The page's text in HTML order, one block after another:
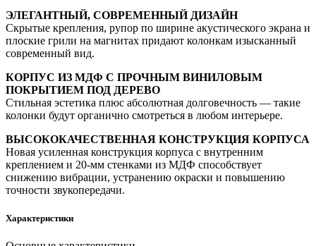
ЭЛЕГАНТНЫЙ, СОВРЕМЕННЫЙ ДИЗАЙН
Скрытые крепления, рупор по ширине акустического экрана и
плоские грили на магнитах придают колонкам изысканный
современный вид.
КОРПУС ИЗ МДФ С ПРОЧНЫМ ВИНИЛОВЫМ
ПОКРЫТИЕМ ПОД ДЕРЕВО
Стильная эстетика плюс абсолютная долговечность — такие
колонки будут органично смотреться в любом интерьере.
ВЫСОКОКАЧЕСТВЕННАЯ КОНСТРУКЦИЯ КОРПУСА
Новая усиленная конструкция корпуса с внутренним
креплением и 20-мм стенками из МДФ способствует
снижению вибрации, устранению окраски и повышению
точности звукопередачи.
Характеристики